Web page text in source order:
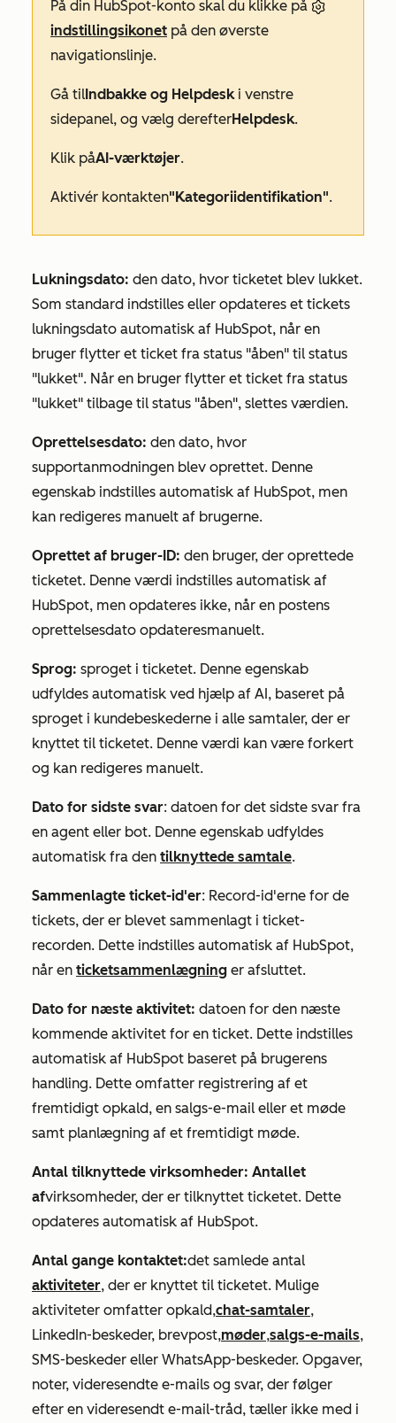
På din HubSpot-konto skal du klikke på
indstillingsikonet på den øverste
navigationslinje.
Gå til Indbakke og Helpdeski venstre
sidepanel, og vælg derefterHelpdesk.
Klik påAI-værktøjer.
Aktivér kontakten"Kategoriidentifikation".
Lukningsdato: den dato, hvor ticketet blev lukket.
Som standard indstilles eller opdateres et tickets
lukningsdato automatisk af HubSpot, når en
bruger flytter et ticket fra status "åben" til status
"lukket". Når en bruger flytter et ticket fra status
"lukket" tilbage til status "åben", slettes værdien.
Oprettelsesdato: den dato, hvor
supportanmodningen blev oprettet. Denne
egenskab indstilles automatisk af HubSpot, men
kan redigeres manuelt af brugerne.
Oprettet af bruger-ID: den bruger, der oprettede
ticketet. Denne værdi indstilles automatisk af
HubSpot, men opdateres ikke, når en postens
oprettelsesdato opdateresmanuelt.
Sprog: sproget i ticketet. Denne egenskab
udfyldes automatisk ved hjælp af AI, baseret på
sproget i kundebeskederne i alle samtaler, der er
knyttet til ticketet. Denne værdi kan være forkert
og kan redigeres manuelt.
Dato for sidste svar: datoen for det sidste svar fra
en agent eller bot. Denne egenskab udfyldes
automatisk fra den tilknyttede samtale.
Sammenlagte ticket-id'er: Record-id'erne for de
tickets, der er blevet sammenlagt i ticket-
recorden. Dette indstilles automatisk af HubSpot,
når en ticketsammenlægning er afsluttet.
Dato for næste aktivitet: datoen for den næste
kommende aktivitet for en ticket. Dette indstilles
automatisk af HubSpot baseret på brugerens
handling. Dette omfatter registrering af et
fremtidigt opkald, en salgs-e-mail eller et møde
samt planlægning af et fremtidigt møde.
Antal tilknyttede virksomheder: Antallet
afvirksomheder, der er tilknyttet ticketet. Dette
opdateres automatisk af HubSpot.
Antal gange kontaktet:det samlede antal
aktiviteter, der er knyttet til ticketet. Mulige
aktiviteter omfatter opkald,chat-samtaler,
LinkedIn-beskeder, brevpost,møder,salgs-e-mails,
SMS-beskeder eller WhatsApp-beskeder. Opgaver,
noter, videresendte e-mails og svar, der følger
efter en videresendt e-mail-tråd, tæller ikke med i